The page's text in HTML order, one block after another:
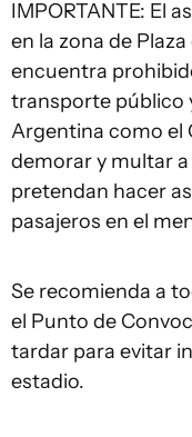
IMPORTANTE: El
en la zona de
encuentra
transporte público
Argentina como el
demorar y multar
pretendan hacer
pasajeros en el
Se recomienda a
el Punto de
tardar para evitar
estadio.